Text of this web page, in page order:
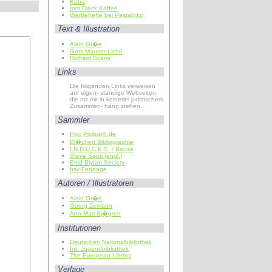
Kaba
tom Dieck Kaffee
Werbehefte bei Pestalozzi
Text & Illustration
Alain Gr�e
Gerti Mauser-Lichtl
Richard Scarry
Links
Die folgenden Links verweisen
auf eigen- ständige Webseiten,
die mit mir in keinerlei juristischem
Zusammen- hang stehen.
Sammler
Pixi: Pixibuch.de
Bl�chert Bibliographie
I.N.D.U.C.K.S. / Bause
Steve Santi (engl.)
Enid Blyton Society
bsv-Fanpage
Autoren / Illustratoren
Alain Gr�e
Georg Zemann
Ann Mari Sj�gren
Institutionen
Deutschen Nationalbibliothek
Int. Jugendbibliothek
The European Library
Verlage